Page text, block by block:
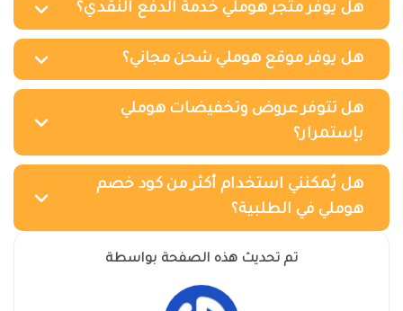
هل يوفر متجر هوملي خدمة الدفع النقدي؟
هل يوفر موقع هوملي شحن مجاني؟
هل تتوفر عروض وتخفيضات هوملي
بإستمرار؟
هل يُمكنني استخدام أكثر من كود خصم
هوملي في الطلبية؟
تم تحديث هذه الصفحة بواسطة